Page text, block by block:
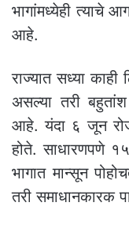
भागांमध्येही त्याचे
आहे.
राज्यात सध्या काही
असल्या तरी
आहे. यंदा ६ जून
होते. साधारणपणे
भागात मान्सून
तरी समाधानकारक